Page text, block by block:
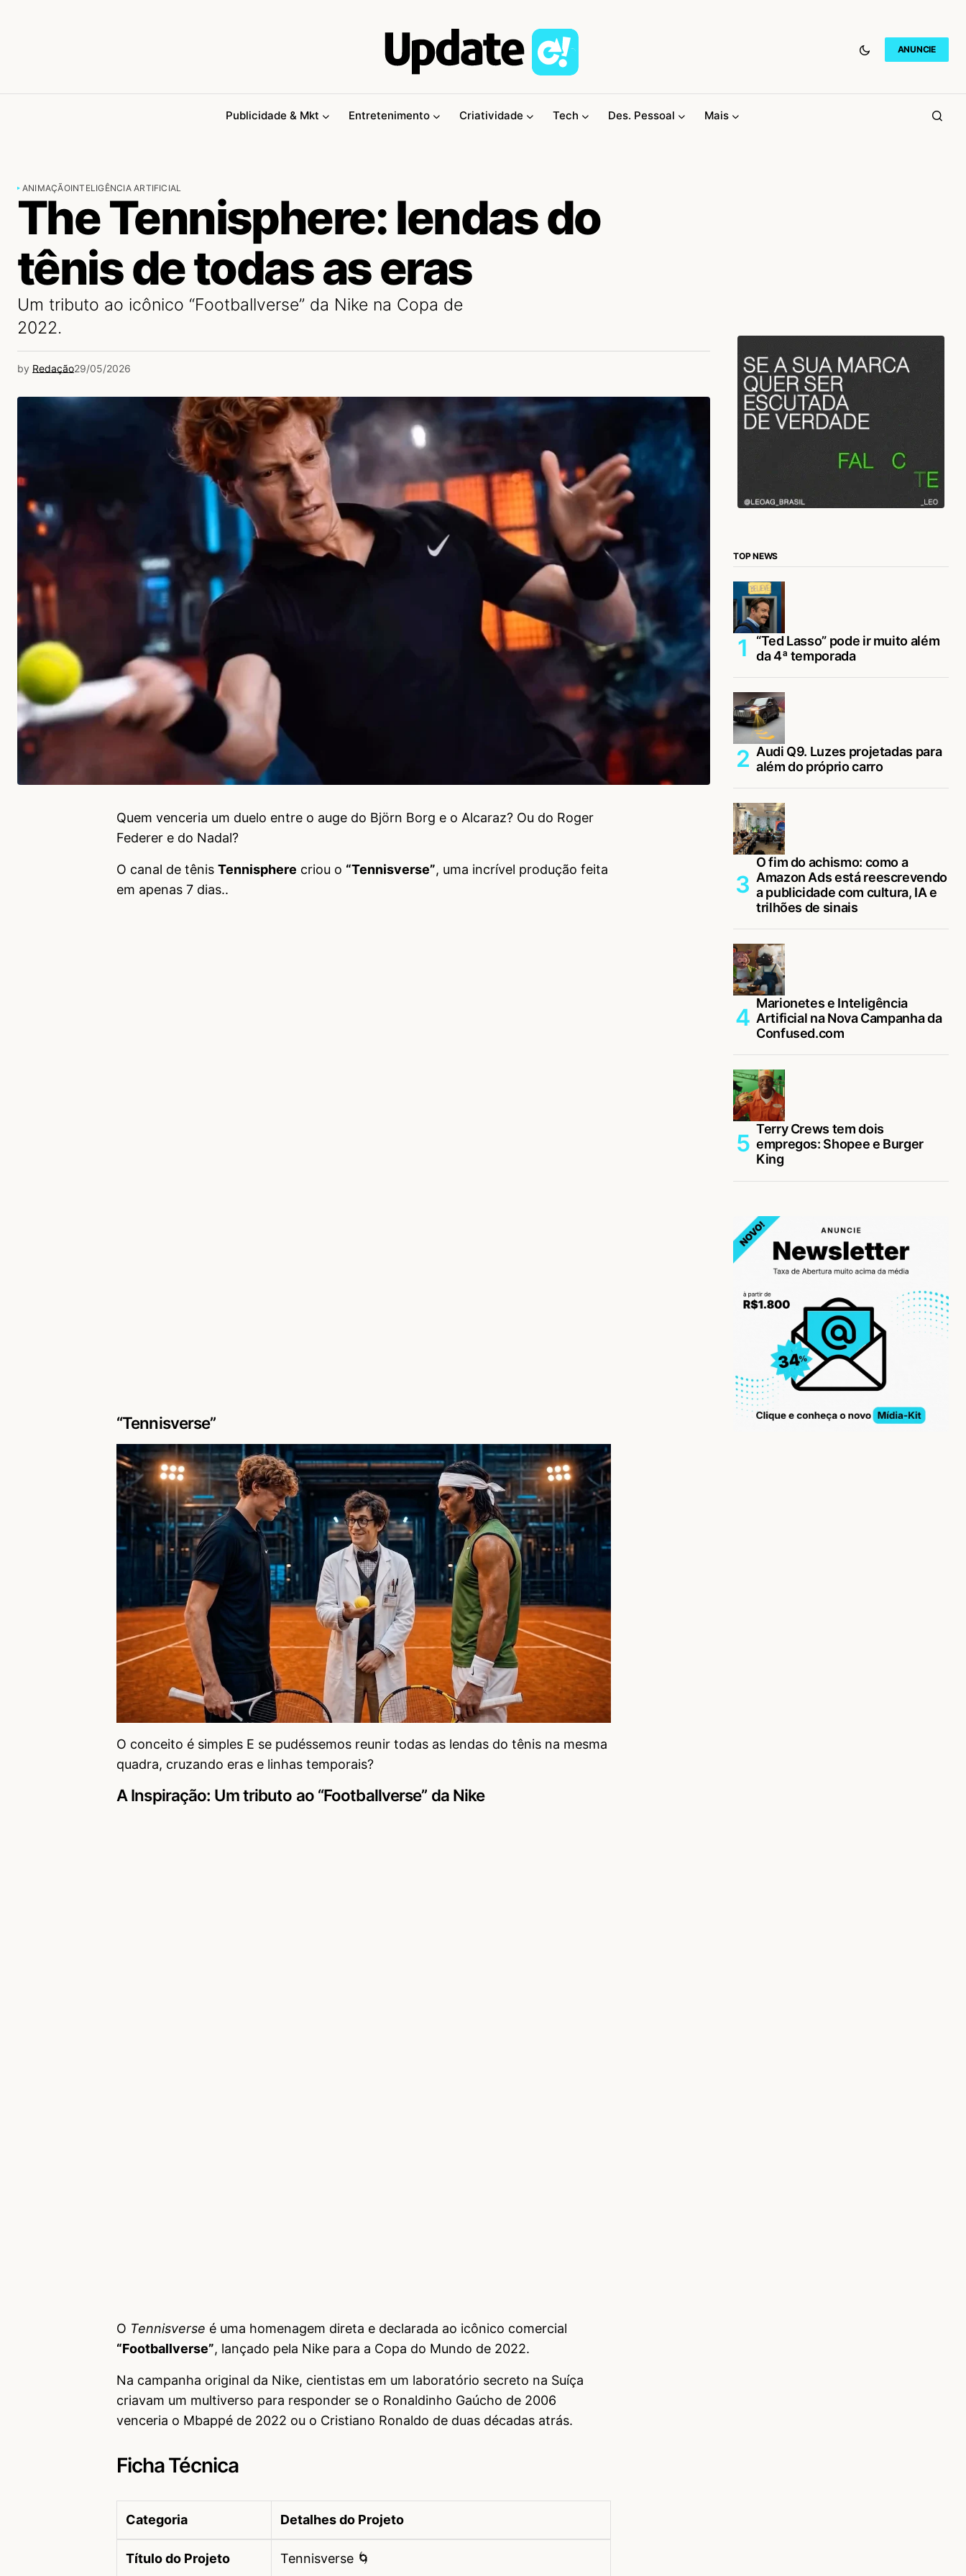
ANUNCIE
Publicidade & Mkt Entretenimento Criatividade Tech Des. Pessoal Mais
ANIMAÇÃOINTELIGÊNCIA ARTIFICIAL
The Tennisphere: lendas do
tênis de todas as eras
Um tributo ao icônico “Footballverse” da Nike na Copa de
2022.
by Redação29/05/2026
Quem venceria um duelo entre o auge do Björn Borg e o Alcaraz? Ou do Roger
Federer e do Nadal?
O canal de tênis Tennisphere criou o “Tennisverse”, uma incrível produção feita
em apenas 7 dias..
“Tennisverse”
O conceito é simples E se pudéssemos reunir todas as lendas do tênis na mesma
quadra, cruzando eras e linhas temporais?
A Inspiração: Um tributo ao “Footballverse” da Nike
O Tennisverse é uma homenagem direta e declarada ao icônico comercial
“Footballverse”, lançado pela Nike para a Copa do Mundo de 2022.
Na campanha original da Nike, cientistas em um laboratório secreto na Suíça
criavam um multiverso para responder se o Ronaldinho Gaúcho de 2006
venceria o Mbappé de 2022 ou o Cristiano Ronaldo de duas décadas atrás.
Ficha Técnica
Categoria Detalhes do Projeto
Título do Projeto Tennisverse 🌀
TOP NEWS
“Ted Lasso” pode ir muito além
da 4ª temporada
Audi Q9. Luzes projetadas para
além do próprio carro
O fim do achismo: como a
Amazon Ads está reescrevendo
a publicidade com cultura, IA e
trilhões de sinais
Marionetes e Inteligência
Artificial na Nova Campanha da
Confused.com
Terry Crews tem dois
empregos: Shopee e Burger
King